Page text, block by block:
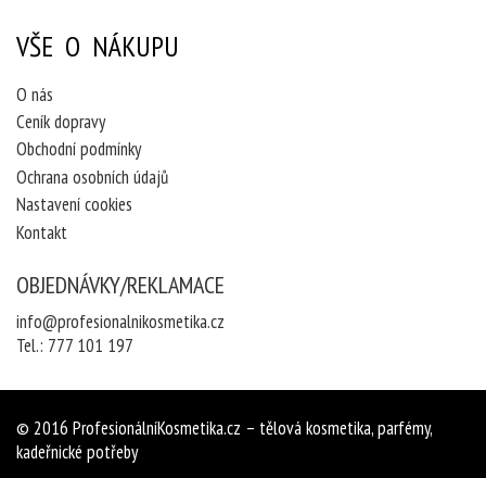
VŠE O NÁKUPU
O nás
Ceník dopravy
Obchodní podmínky
Ochrana osobních údajů
Nastavení cookies
Kontakt
OBJEDNÁVKY/REKLAMACE
info@profesionalnikosmetika.cz
Tel.: 777 101 197
© 2016 ProfesionálníKosmetika.cz – tělová kosmetika, parfémy,
kadeřnické potřeby